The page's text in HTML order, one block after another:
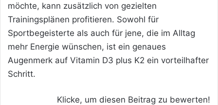
möchte, kann zusätzlich von gezielten
Trainingsplänen profitieren. Sowohl für
Sportbegeisterte als auch für jene, die im Alltag
mehr Energie wünschen, ist ein genaues
Augenmerk auf Vitamin D3 plus K2 ein vorteilhafter
Schritt.
Klicke, um diesen Beitrag zu bewerten!